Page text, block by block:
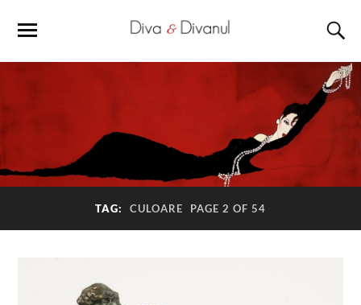
TAG: CULOARE PAGE 2 OF 54